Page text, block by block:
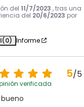
del 11/7/2023 , tras una
del 20/6/2023 por
(0) Informe
5/5
verificada